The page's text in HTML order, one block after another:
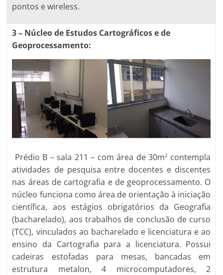
pontos e wireless.
3 – Núcleo de Estudos Cartográficos e de
Geoprocessamento:
Prédio B – sala 211 – com área de 30m2contempla
atividades de pesquisa entre docentes e discentes
nas áreas de cartografia e de geoprocessamento. O
núcleo funciona como área de orientação à iniciação
científica, aos estágios obrigatórios da Geografia
(bacharelado), aos trabalhos de conclusão de curso
(TCC), vinculados ao bacharelado e licenciatura e ao
ensino da Cartografia para a licenciatura. Possui
cadeiras estofadas para mesas, bancadas em
estrutura metalon, 4 microcomputadores, 2